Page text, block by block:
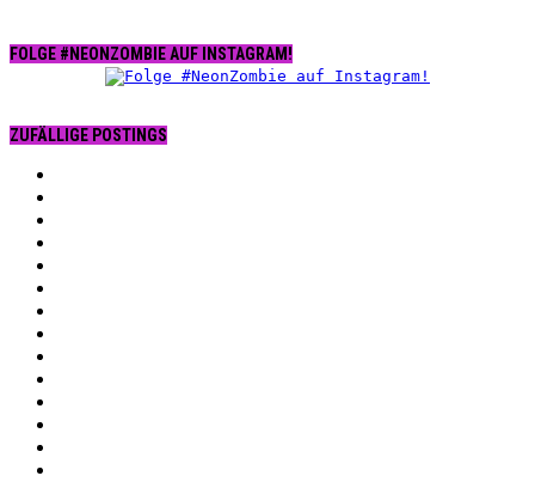
FOLGE #NEONZOMBIE AUF INSTAGRAM!
ZUFÄLLIGE POSTINGS